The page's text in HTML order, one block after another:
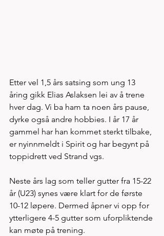
Etter vel 1,5 års satsing som ung 13
åring gikk Elias Aslaksen lei av å trene
hver dag. Vi ba ham ta noen års pause,
dyrke også andre hobbies. I år 17 år
gammel har han kommet sterkt tilbake,
er nyinnmeldt i Spirit og har begynt på
toppidrett ved Strand vgs.
Neste års lag som teller gutter fra 15-22
år (U23) synes være klart for de første
10-12 løpere. Dermed åpner vi opp for
ytterligere 4-5 gutter som uforpliktende
kan møte på trening.